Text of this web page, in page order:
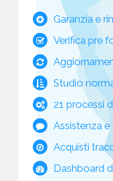
Garanzia e
Verifica pre
Studio
21 processi
Assistenza
Acquisti
Dashboard